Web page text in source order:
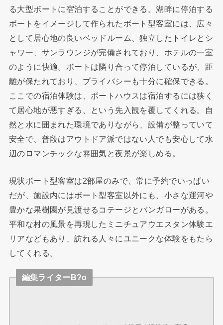
る大型ボートに宿泊することができる。湖畔に停泊する
ボートをイメージして作られたボート型客室には、広々
として居心地の良いベッドルーム、独立したトイレとシ
ャワー、サンラウンジが完備されており、ホテルの一室
のように快適。ボートは隣り合って停泊しているが、距
離が保たれており、プライバシーも十分に確保できる。
ここでの宿泊体験は、ボートハウスは宿泊するには狭く
て居心地が悪すぎる、という先入観を覆してくれる。自
然と水に囲まれた環境でありながら、設備が整っていて
安全で、普段はアウトドア派ではない人でも安心して水
辺のロマンチックな雰囲気と夜景が楽しめる。
現状ボート型客室は2部屋のみで、常に予約でいっぱい
だが、施設内にはボート型客室以外にも、小さな運河や
豊かな果樹園が見渡せるコテージとバンガローがある。
平和な村の風景を再現したミニチュアウエスタン体験エ
リアなどもあり、訪れる人々にユニークな体験をもたら
してくれる。
編集ライターB?o